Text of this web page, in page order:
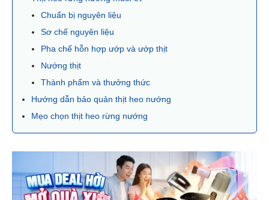
Chuẩn bị nguyên liệu
Sơ chế nguyên liệu
Pha chế hỗn hợp ướp và ướp thịt
Nướng thịt
Thành phẩm và thưởng thức
Hướng dẫn bảo quản thịt heo nướng
Mẹo chọn thịt heo rừng nướng